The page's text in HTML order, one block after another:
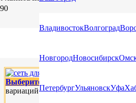
ВладивостокВолгоград
НовгородНовосибирск
ПетербургУльяновскУфа
СЕТИ КРЕПЛЕНИЯ ГРУЗОВ
Выберите параметры
вариаций. Опции можно выбрать на